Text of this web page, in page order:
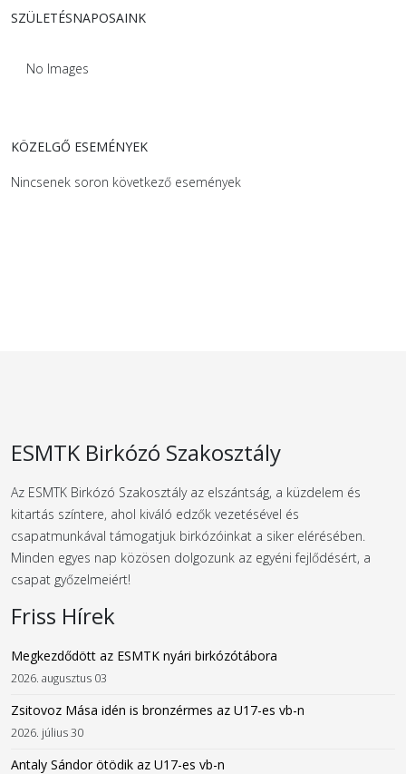
SZÜLETÉSNAPOSAINK
No Images
KÖZELGŐ ESEMÉNYEK
Nincsenek soron következő események
ESMTK Birkózó Szakosztály
Az ESMTK Birkózó Szakosztály az elszántság, a küzdelem és
kitartás színtere, ahol kiváló edzők vezetésével és
csapatmunkával támogatjuk birkózóinkat a siker elérésében.
Minden egyes nap közösen dolgozunk az egyéni fejlődésért, a
csapat győzelmeiért!
Friss Hírek
Megkezdődött az ESMTK nyári birkózótábora
2026. augusztus 03
Zsitovoz Mása idén is bronzérmes az U17-es vb-n
2026. július 30
Antaly Sándor ötödik az U17-es vb-n